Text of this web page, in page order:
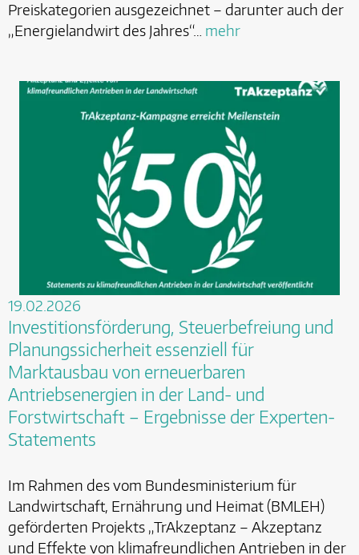
Preiskategorien ausgezeichnet – darunter auch der
„Energielandwirt des Jahres“… mehr
19.02.2026
Investitionsförderung, Steuerbefreiung und
Planungssicherheit essenziell für
Marktausbau von erneuerbaren
Antriebsenergien in der Land- und
Forstwirtschaft – Ergebnisse der Experten-
Statements
Im Rahmen des vom Bundesministerium für
Landwirtschaft, Ernährung und Heimat (BMLEH)
geförderten Projekts „TrAkzeptanz – Akzeptanz
und Effekte von klimafreundlichen Antrieben in der